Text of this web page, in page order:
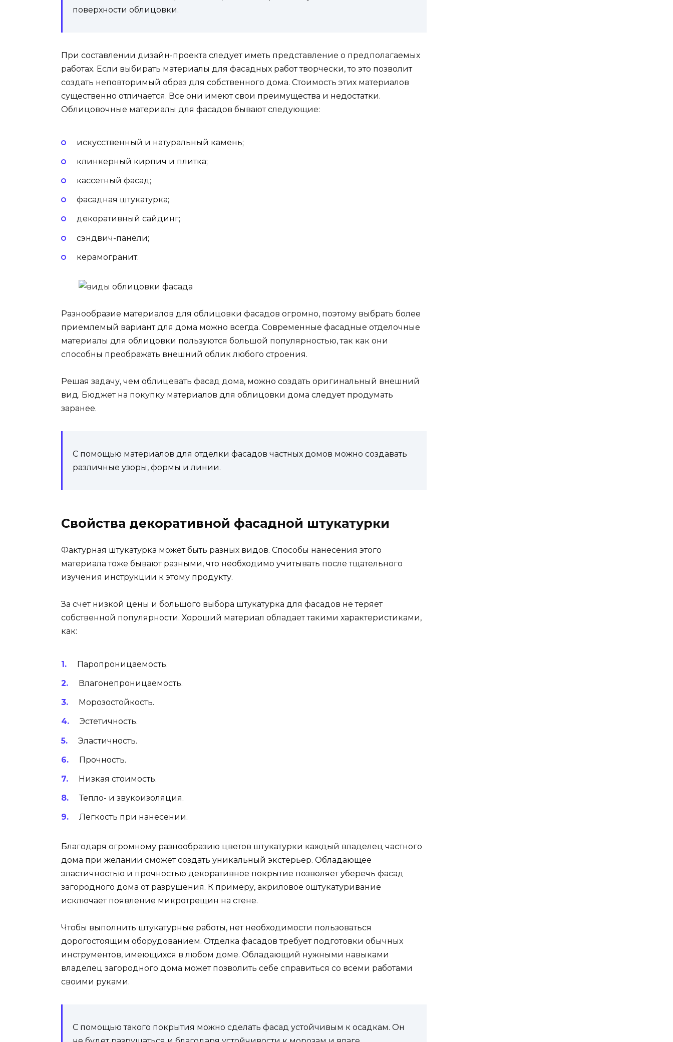
поверхности облицовки.
При составлении дизайн-проекта следует иметь представление о предполагаемых
работах. Если выбирать материалы для фасадных работ творчески, то это позволит
создать неповторимый образ для собственного дома. Стоимость этих материалов
существенно отличается. Все они имеют свои преимущества и недостатки.
Облицовочные материалы для фасадов бывают следующие:
искусственный и натуральный камень;
клинкерный кирпич и плитка;
кассетный фасад;
фасадная штукатурка;
декоративный сайдинг;
сэндвич-панели;
керамогранит.
Разнообразие материалов для облицовки фасадов огромно, поэтому выбрать более
приемлемый вариант для дома можно всегда. Современные фасадные отделочные
материалы для облицовки пользуются большой популярностью, так как они
способны преображать внешний облик любого строения.
Решая задачу, чем облицевать фасад дома, можно создать оригинальный внешний
вид. Бюджет на покупку материалов для облицовки дома следует продумать
заранее.
С помощью материалов для отделки фасадов частных домов можно создавать
различные узоры, формы и линии.
Свойства декоративной фасадной штукатурки
Фактурная штукатурка может быть разных видов. Способы нанесения этого
материала тоже бывают разными, что необходимо учитывать после тщательного
изучения инструкции к этому продукту.
За счет низкой цены и большого выбора штукатурка для фасадов не теряет
собственной популярности. Хороший материал обладает такими характеристиками,
как:
Паропроницаемость.
Влагонепроницаемость.
Морозостойкость.
Эстетичность.
Эластичность.
Прочность.
Низкая стоимость.
Тепло- и звукоизоляция.
Легкость при нанесении.
Благодаря огромному разнообразию цветов штукатурки каждый владелец частного
дома при желании сможет создать уникальный экстерьер. Обладающее
эластичностью и прочностью декоративное покрытие позволяет уберечь фасад
загородного дома от разрушения. К примеру, акриловое оштукатуривание
исключает появление микротрещин на стене.
Чтобы выполнить штукатурные работы, нет необходимости пользоваться
дорогостоящим оборудованием. Отделка фасадов требует подготовки обычных
инструментов, имеющихся в любом доме. Обладающий нужными навыками
владелец загородного дома может позволить себе справиться со всеми работами
своими руками.
С помощью такого покрытия можно сделать фасад устойчивым к осадкам. Он